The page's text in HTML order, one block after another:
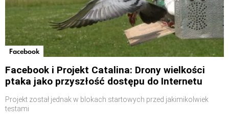
Facebook
Facebook i Projekt Catalina: Drony wielkości
ptaka jako przyszłość dostępu do Internetu
Projekt został jednak w blokach startowych przed jakimikolwiek
testami